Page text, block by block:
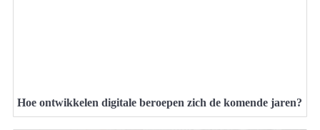
Hoe ontwikkelen digitale beroepen zich de komende jaren?